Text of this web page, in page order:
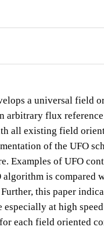
a universal field
arbitrary flux
all existing field
of the UFO
Examples of UFO
algorithm is
this paper
at high
each field oriented